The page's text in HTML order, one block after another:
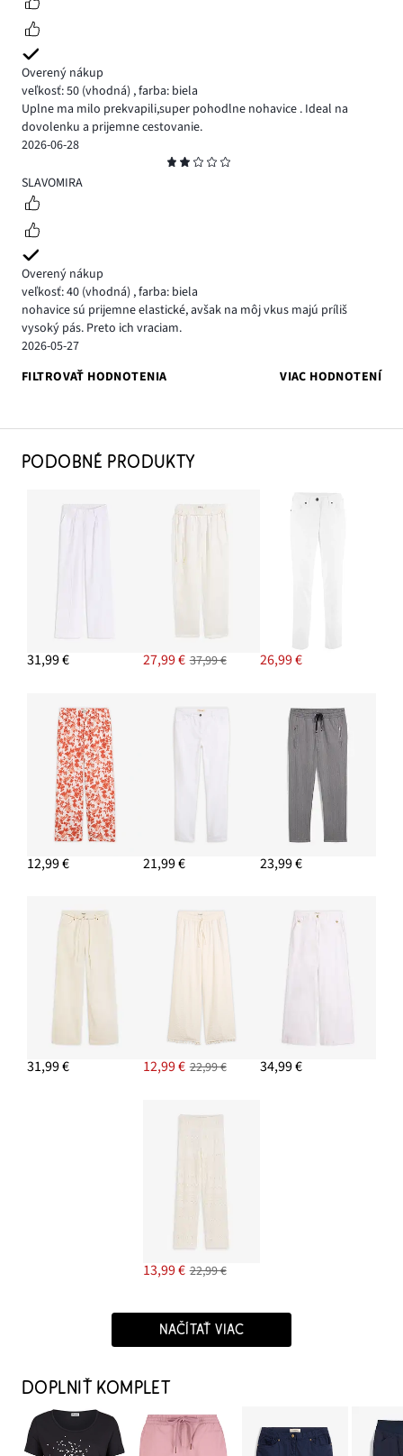
Overený nákup
veľkosť: 50 (vhodná) ,farba: biela
Uplne ma milo prekvapili,super pohodlne nohavice . Ideal na
dovolenku a prijemne cestovanie.
2026-06-28
2
SLAVOMIRA
Overený nákup
veľkosť: 40 (vhodná) ,farba: biela
nohavice sú prijemne elastické, avšak na môj vkus majú príliš
vysoký pás. Preto ich vraciam.
2026-05-27
FILTROVAŤ HODNOTENIA
VIAC HODNOTENÍ
PODOBNÉ PRODUKTY
31,99 € 27,99 € 37,99 € 26,99 €
12,99 € 21,99 € 23,99 €
31,99 € 12,99 € 22,99 € 34,99 €
13,99 € 22,99 €
NAČÍTAŤ VIAC
DOPLNIŤ KOMPLET